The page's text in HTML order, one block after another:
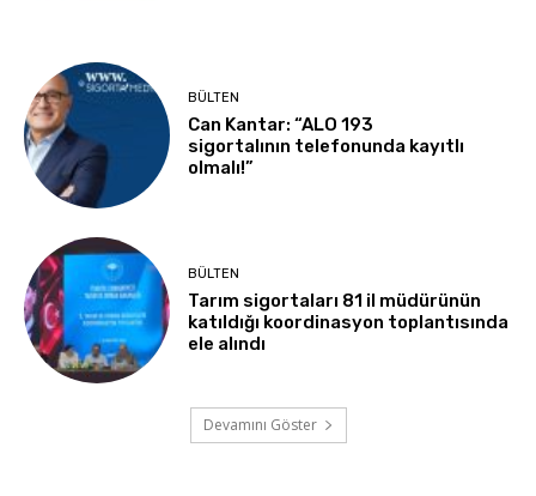
BÜLTEN
Can Kantar: “ALO 193
sigortalının telefonunda kayıtlı
olmalı!”
BÜLTEN
Tarım sigortaları 81 il müdürünün
katıldığı koordinasyon toplantısında
ele alındı
Devamını Göster